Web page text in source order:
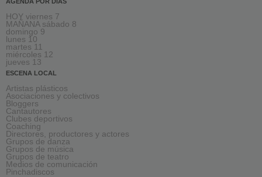
HOY viernes 7
MAÑANA sábado 8
domingo 9
lunes 10
martes 11
miércoles 12
jueves 13
ESCENA LOCAL
Artistas plásticos
Asociaciones y colectivos
Bloggers
Cantautores
Clubes deportivos
Coaching
Directores, productores y actores
Grupos de danza
Grupos de música
Grupos de teatro
Medios de comunicación
Pinchadiscos